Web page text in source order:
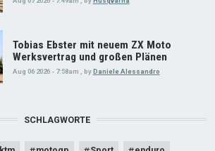
Tobias Ebster mit neuem ZX Moto
Werksvertrag und großen Plänen
Aug 06 2026 - 7:58am byDaniele Alessandro
SCHLAGWORTE